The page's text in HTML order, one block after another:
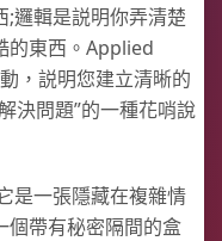
;邏輯是説明你弄清楚
的東西。Applied
，説明您建立清晰的
決問題”的一種花哨說
是一張隱藏在複雜情
個帶有秘密隔間的盒